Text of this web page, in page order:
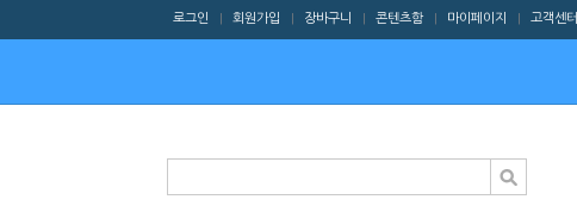
로그인 회원가입 장바구니 콘텐츠함 마이페이지 고객센터